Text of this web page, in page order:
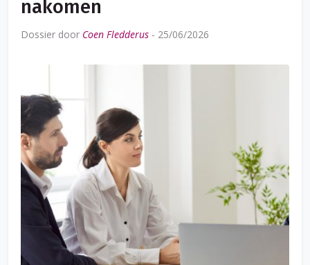
nakomen
Dossier door Coen Fledderus - 25/06/2026